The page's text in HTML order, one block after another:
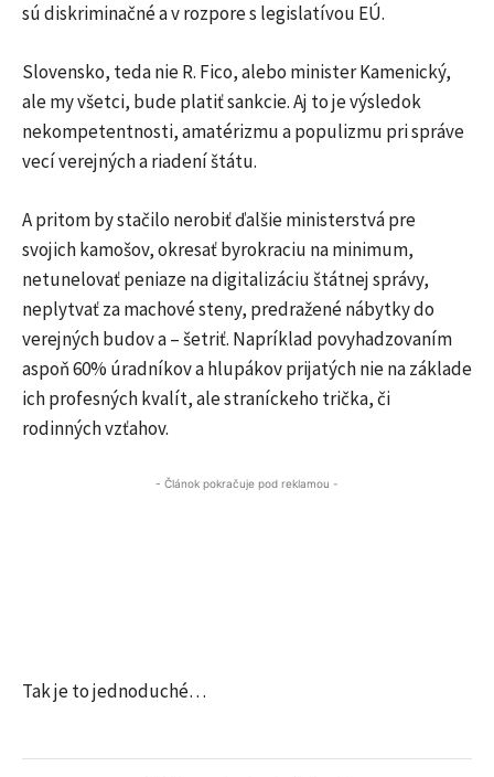
sú diskriminačné a v rozpore s legislatívou EÚ.
Slovensko, teda nie R. Fico, alebo minister Kamenický,
ale my všetci, bude platiť sankcie. Aj to je výsledok
nekompetentnosti, amatérizmu a populizmu pri správe
vecí verejných a riadení štátu.
A pritom by stačilo nerobiť ďalšie ministerstvá pre
svojich kamošov, okresať byrokraciu na minimum,
netunelovať peniaze na digitalizáciu štátnej správy,
neplytvať za machové steny, predražené nábytky do
verejných budov a – šetriť. Napríklad povyhadzovaním
aspoň 60% úradníkov a hlupákov prijatých nie na základe
ich profesných kvalít, ale straníckeho trička, či
rodinných vzťahov.
- Článok pokračuje pod reklamou -
Tak je to jednoduché…